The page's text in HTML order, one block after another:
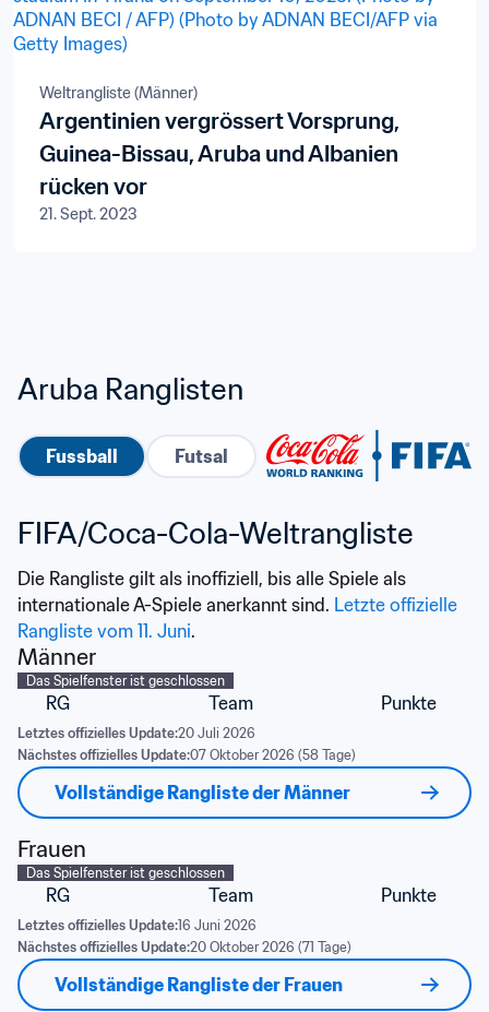
Weltrangliste (Männer)
Argentinien vergrössert Vorsprung,
Guinea-Bissau, Aruba und Albanien
rücken vor
21. Sept. 2023
Aruba Ranglisten
Fussball Futsal
FIFA/Coca-Cola-Weltrangliste
Die Rangliste gilt als inoffiziell, bis alle Spiele als
internationale A-Spiele anerkannt sind. Letzte offizielle
Rangliste vom 11. Juni.
Männer
Das Spielfenster ist geschlossen
RG Team Punkte
Letztes offizielles Update:20 Juli 2026
Nächstes offizielles Update:07 Oktober 2026 (58 Tage)
Vollständige Rangliste der Männer
Frauen
Das Spielfenster ist geschlossen
RG Team Punkte
Letztes offizielles Update:16 Juni 2026
Nächstes offizielles Update:20 Oktober 2026 (71 Tage)
Vollständige Rangliste der Frauen